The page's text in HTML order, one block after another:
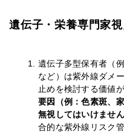
遺伝子・栄養専門家
遺伝子多型保有者（
など）は紫外線ダメ
止めを検討する価値
要因（例：色素斑、
無視してはいけません
合的な紫外線リスク